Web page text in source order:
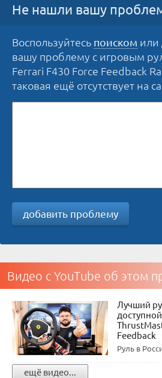
Не нашли вашу
Воспользуйтесь поиском или
вашу проблему с игровым
Ferrari F430 Force Feedback
таковая ещё отсутствует на
добавить проблему
Видео с YouTube об этом
Лучший
Feedback
Руль в
ещё видео...